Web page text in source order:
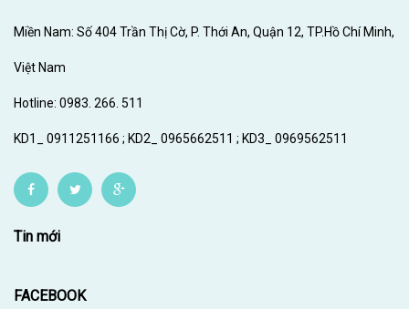
Miền Nam: Số 404 Trần Thị Cờ, P. Thới An, Quận 12, TP.Hồ Chí Minh,
Việt Nam
Hotline: 0983. 266. 511
KD1_ 0911251166 ; KD2_ 0965662511 ; KD3_ 0969562511
Tin mới
FACEBOOK